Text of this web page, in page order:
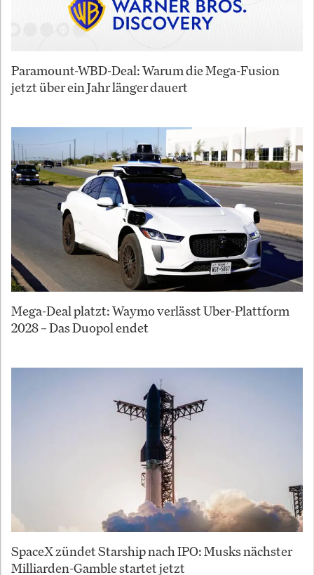
Paramount-WBD-Deal: Warum die Mega-Fusion
jetzt über ein Jahr länger dauert
Mega-Deal platzt: Waymo verlässt Uber-Plattform
2028 – Das Duopol endet
SpaceX zündet Starship nach IPO: Musks nächster
Milliarden-Gamble startet jetzt